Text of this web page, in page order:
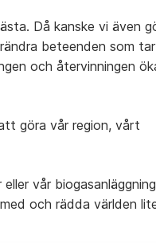
Då kanske vi även
beteenden som tar
och återvinningen
göra vår region, vårt
vår
och rädda världen